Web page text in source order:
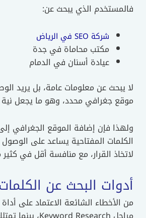
فالمستخدم الذي يبحث عن:
شركة SEO في الرياض
مكتب محاماة في جدة
عيادة أسنان في الدمام
لا يبحث عن معلومات عامة، بل يريد
موقع جغرافي محدد، وهو ما يجعل نية
ولهذا فإن إضافة الموقع الجغرافي
الكلمات المفتاحية يساعد على
لاتخاذ القرار، مع منافسة أقل في
أدوات البحث عن
من الأخطاء الشائعة الاعتماد على